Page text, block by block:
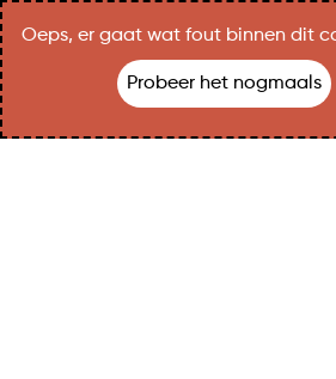
Oeps, er gaat wat fout binnen dit
Probeer het nogmaals